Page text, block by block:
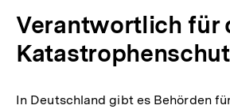
Verantwortlich für
In Deutschland gibt es Behörden